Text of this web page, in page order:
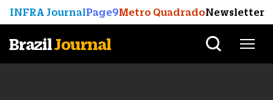
INFRA JournalPage9Metro QuadradoNewsletter
BrazilJournal